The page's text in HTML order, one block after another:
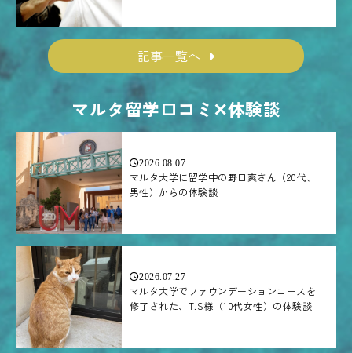
記事一覧へ
マルタ留学口コミ✕体験談
2026.08.07
マルタ大学に留学中の野口爽さん（20代、
男性）からの体験談
2026.07.27
マルタ大学でファウンデーションコースを
修了された、T.S様（10代女性）の体験談